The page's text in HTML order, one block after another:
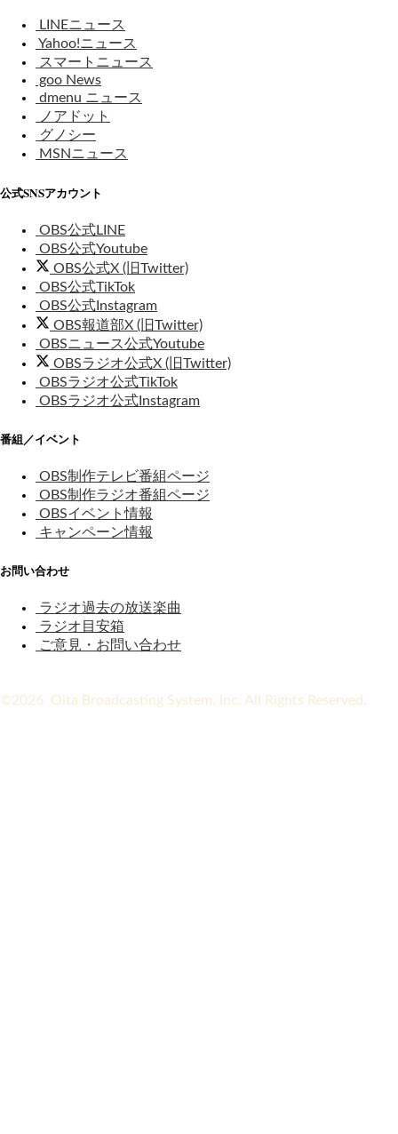
LINEニュース
Yahoo!ニュース
スマートニュース
goo News
dmenu ニュース
ノアドット
グノシー
MSNニュース
公式SNSアカウント
OBS公式LINE
OBS公式Youtube
OBS公式X (旧Twitter)
OBS公式TikTok
OBS公式Instagram
OBS報道部X (旧Twitter)
OBSニュース公式Youtube
OBSラジオ公式X (旧Twitter)
OBSラジオ公式TikTok
OBSラジオ公式Instagram
番組／イベント
OBS制作テレビ番組ページ
OBS制作ラジオ番組ページ
OBSイベント情報
キャンペーン情報
お問い合わせ
ラジオ過去の放送楽曲
ラジオ目安箱
ご意見・お問い合わせ
©2026 Oita Broadcasting System, Inc. All Rights Reserved.